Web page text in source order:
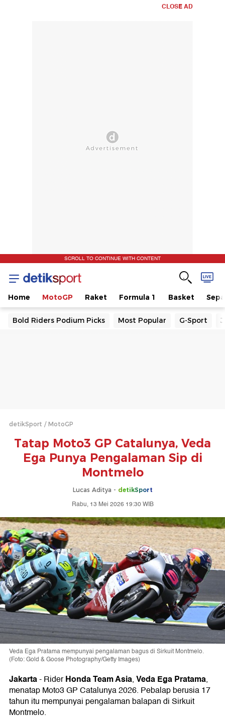
CLOSE AD
SCROLL TO CONTINUE WITH CONTENT
Home MotoGP Raket Formula 1 Basket
Bold Riders Podium Picks Most Popular G-Sport
detikSport MotoGP
Tatap Moto3 GP Catalunya, Veda
Ega Punya Pengalaman Sip di
Montmelo
Lucas Aditya - detikSport
Rabu, 13 Mei 2026 19:30 WIB
Veda Ega Pratama mempunyai pengalaman bagus di Sirkuit Montmelo.
(Foto: Gold & Goose Photography/Getty Images)
Jakarta-RiderHonda Team Asia,Veda Ega Pratama,
menatap Moto3 GP Catalunya 2026. Pebalap berusia 17
tahun itu mempunyai pengalaman balapan di Sirkuit
Montmelo.